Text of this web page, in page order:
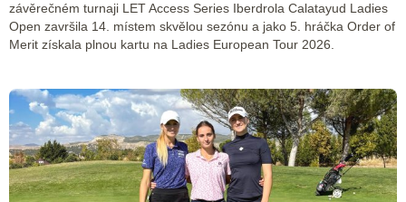
závěrečném turnaji LET Access Series Iberdrola Calatayud Ladies
Open završila 14. místem skvělou sezónu a jako 5. hráčka Order of
Merit získala plnou kartu na Ladies European Tour 2026.